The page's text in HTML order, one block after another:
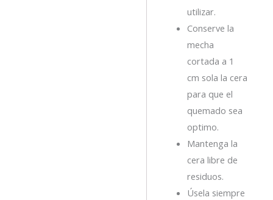
utilizar.
Conserve la
mecha
cortada a 1
cm sola la cera
para que el
quemado sea
optimo.
Mantenga la
cera libre de
residuos.
Úsela siempre